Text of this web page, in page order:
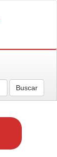
Buscar